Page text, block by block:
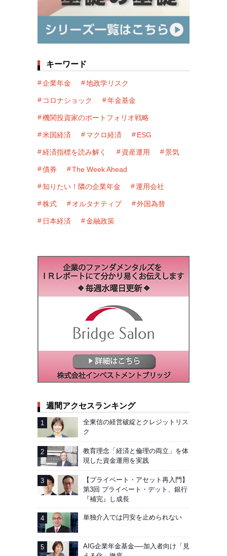
キーワード
企業年金 地政学リスク
コロナショック 年金基金
機関投資家のポートフォリオ戦略
米国経済 マクロ経済 ESG
経済指標を読み解く 資産運用 景気
債券 The Week Ahead
知りたい！隣の企業年金 運用会社
株式 オルタナティブ 外国為替
日本経済 金融政策
週間アクセスランキング
全東信の経営破綻とクレジットリス
ク
教育理念「経済と倫理の両立」を体
現した資金運用を実践
【プライベート・アセット再入門】
第3回 プライベート・デット、銀行
『補完』し成長
単独介入では円安を止められない
AIG企業年金基金──加入者向け「見